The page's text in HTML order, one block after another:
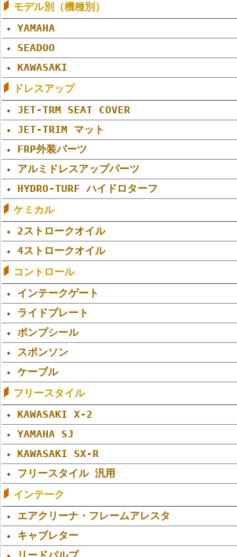
モデル別（機種別）
YAMAHA
SEADOO
KAWASAKI
ドレスアップ
JET-TRM SEAT COVER
JET-TRIM マット
FRP外装パーツ
アルミドレスアップパーツ
HYDRO-TURF ハイドロターフ
ケミカル
2ストロークオイル
4ストロークオイル
コントロール
インテークゲート
ライドプレート
ポンプシール
スポンソン
ケーブル
フリースタイル
KAWASAKI X-2
YAMAHA SJ
KAWASAKI SX-R
フリースタイル 汎用
インテーク
エアクリーナ・フレームアレスタ
キャブレター